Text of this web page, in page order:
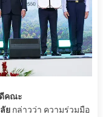
คณะ
ย กล่าวว่า ความร่วมมือ